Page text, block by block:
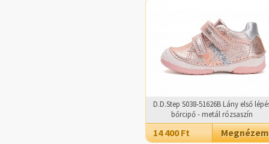
D.D.Step S038-51626B Lány első
bőrcipő - metál rózsaszín
14 400 Ft Megnézem